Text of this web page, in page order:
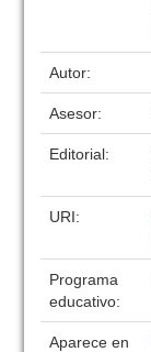
Autor:
Asesor:
Editorial:
URI:
Programa
educativo:
Aparece en